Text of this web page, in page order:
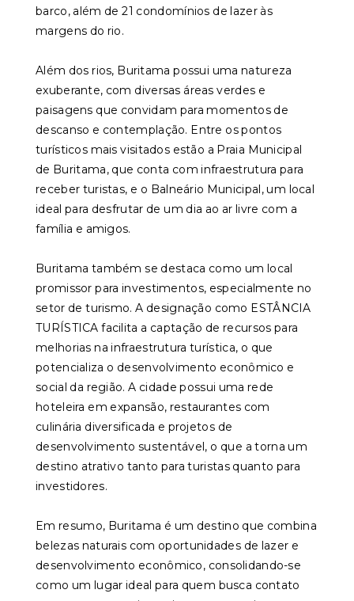
barco, além de 21 condomínios de lazer às
margens do rio.
Além dos rios, Buritama possui uma natureza
exuberante, com diversas áreas verdes e
paisagens que convidam para momentos de
descanso e contemplação. Entre os pontos
turísticos mais visitados estão a Praia Municipal
de Buritama, que conta com infraestrutura para
receber turistas, e o Balneário Municipal, um local
ideal para desfrutar de um dia ao ar livre com a
família e amigos.
Buritama também se destaca como um local
promissor para investimentos, especialmente no
setor de turismo. A designação como ESTÂNCIA
TURÍSTICA facilita a captação de recursos para
melhorias na infraestrutura turística, o que
potencializa o desenvolvimento econômico e
social da região. A cidade possui uma rede
hoteleira em expansão, restaurantes com
culinária diversificada e projetos de
desenvolvimento sustentável, o que a torna um
destino atrativo tanto para turistas quanto para
investidores.
Em resumo, Buritama é um destino que combina
belezas naturais com oportunidades de lazer e
desenvolvimento econômico, consolidando-se
como um lugar ideal para quem busca contato